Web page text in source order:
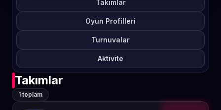
Takımlar
Oyun Profilleri
Turnuvalar
Aktivite
Takımlar
1 toplam